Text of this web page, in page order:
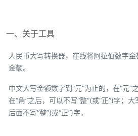
一、关于工具
人民币大写转换器，在线将阿拉伯数字
金额。
中文大写金额数字到“元”为止的，在“元”
在“角”之后，可以不写“整”(或“正”)字；大
后面不写“整”(或“正”)字。